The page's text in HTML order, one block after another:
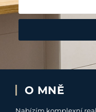
O MNĚ